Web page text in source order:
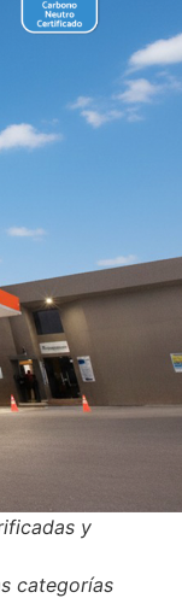
y
categorías